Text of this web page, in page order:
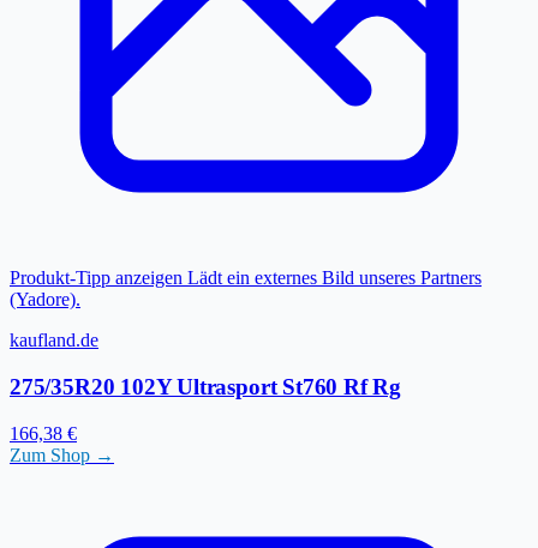
Produkt-Tipp anzeigen Lädt ein externes Bild unseres Partners
(Yadore).
kaufland.de
275/35R20 102Y Ultrasport St760 Rf Rg
166,38 €
Zum Shop →